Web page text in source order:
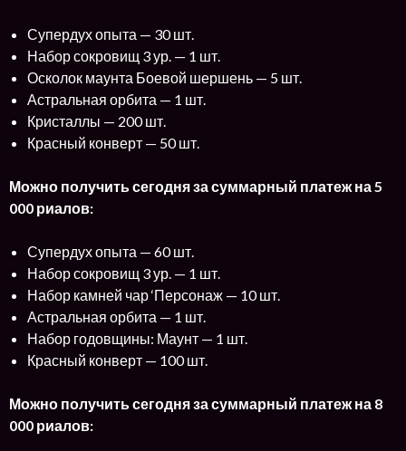
Супердух опыта — 30 шт.
Набор сокровищ 3 ур. — 1 шт.
Осколок маунта Боевой шершень — 5 шт.
Астральная орбита — 1 шт.
Кристаллы — 200 шт.
Красный конверт — 50 шт.
Можно получить сегодня за суммарный платеж на 5
000 риалов:
Супердух опыта — 60 шт.
Набор сокровищ 3 ур. — 1 шт.
Набор камней чар ‘Персонаж — 10 шт.
Астральная орбита — 1 шт.
Набор годовщины: Маунт — 1 шт.
Красный конверт — 100 шт.
Можно получить сегодня за суммарный платеж на 8
000 риалов: